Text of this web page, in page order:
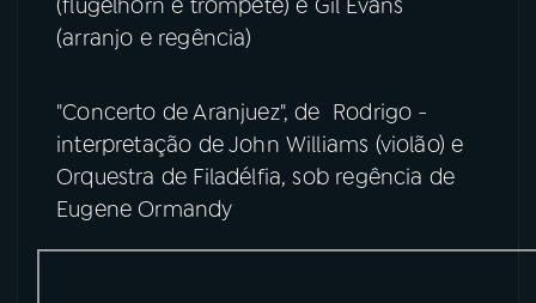
(flugelhorn e trompete) e Gil Evans
(arranjo e regência)
"Concerto de Aranjuez", de Rodrigo -
interpretação de John Williams (violão) e
Orquestra de Filadélfia, sob regência de
Eugene Ormandy